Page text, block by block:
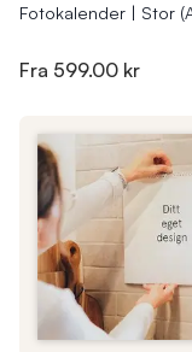
Fra 599.00 kr